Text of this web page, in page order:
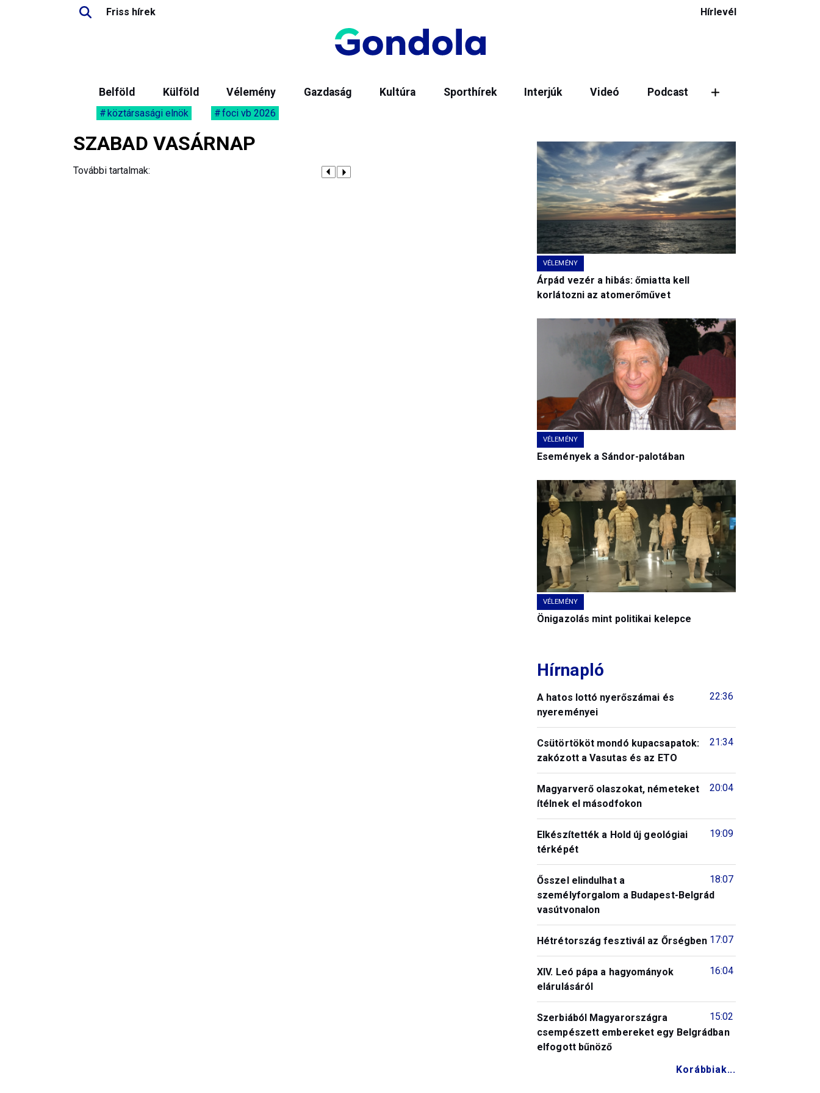
Friss hírek Hírlevél
Belföld Külföld Vélemény Gazdaság Kultúra Sporthírek Interjúk Videó Podcast
köztársasági elnök foci vb 2026
SZABAD VASÁRNAP
További tartalmak:
VÉLEMÉNY
Árpád vezér a hibás: őmiatta kell
korlátozni az atomerőművet
VÉLEMÉNY
Események a Sándor-palotában
VÉLEMÉNY
Önigazolás mint politikai kelepce
Hírnapló
22:36
A hatos lottó nyerőszámai és
nyereményei
21:34
Csütörtököt mondó kupacsapatok:
zakózott a Vasutas és az ETO
20:04
Magyarverő olaszokat, németeket
ítélnek el másodfokon
19:09
Elkészítették a Hold új geológiai
térképét
18:07
Ősszel elindulhat a
személyforgalom a Budapest-Belgrád
vasútvonalon
17:07
Hétrétország fesztivál az Őrségben
16:04
XIV. Leó pápa a hagyományok
elárulásáról
15:02
Szerbiából Magyarországra
csempészett embereket egy Belgrádban
elfogott bűnöző
Korábbiak...